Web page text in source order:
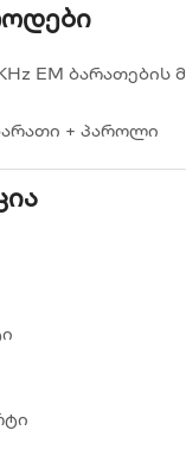
EM ბარათების
+ პაროლი